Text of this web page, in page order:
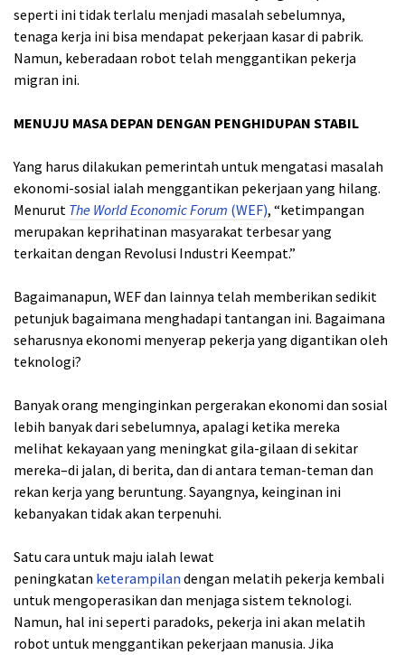
seperti ini tidak terlalu menjadi masalah sebelumnya,
tenaga kerja ini bisa mendapat pekerjaan kasar di pabrik.
Namun, keberadaan robot telah menggantikan pekerja
migran ini.
MENUJU MASA DEPAN DENGAN PENGHIDUPAN STABIL
Yang harus dilakukan pemerintah untuk mengatasi masalah
ekonomi-sosial ialah menggantikan pekerjaan yang hilang.
Menurut The World Economic Forum (WEF), “ketimpangan
merupakan keprihatinan masyarakat terbesar yang
terkaitan dengan Revolusi Industri Keempat.”
Bagaimanapun, WEF dan lainnya telah memberikan sedikit
petunjuk bagaimana menghadapi tantangan ini. Bagaimana
seharusnya ekonomi menyerap pekerja yang digantikan oleh
teknologi?
Banyak orang menginginkan pergerakan ekonomi dan sosial
lebih banyak dari sebelumnya, apalagi ketika mereka
melihat kekayaan yang meningkat gila-gilaan di sekitar
mereka–di jalan, di berita, dan di antara teman-teman dan
rekan kerja yang beruntung. Sayangnya, keinginan ini
kebanyakan tidak akan terpenuhi.
Satu cara untuk maju ialah lewat
peningkatan keterampilan dengan melatih pekerja kembali
untuk mengoperasikan dan menjaga sistem teknologi.
Namun, hal ini seperti paradoks, pekerja ini akan melatih
robot untuk menggantikan pekerjaan manusia. Jika